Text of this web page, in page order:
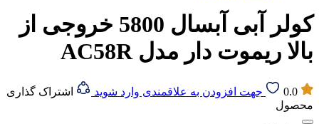
کولر آبی آبسال 5800 خروجی از
بالا ریموت دار مدل AC58R
0.0 جهت افزودن به علاقمندی وارد شوید
اشتراک گذاری
محصول